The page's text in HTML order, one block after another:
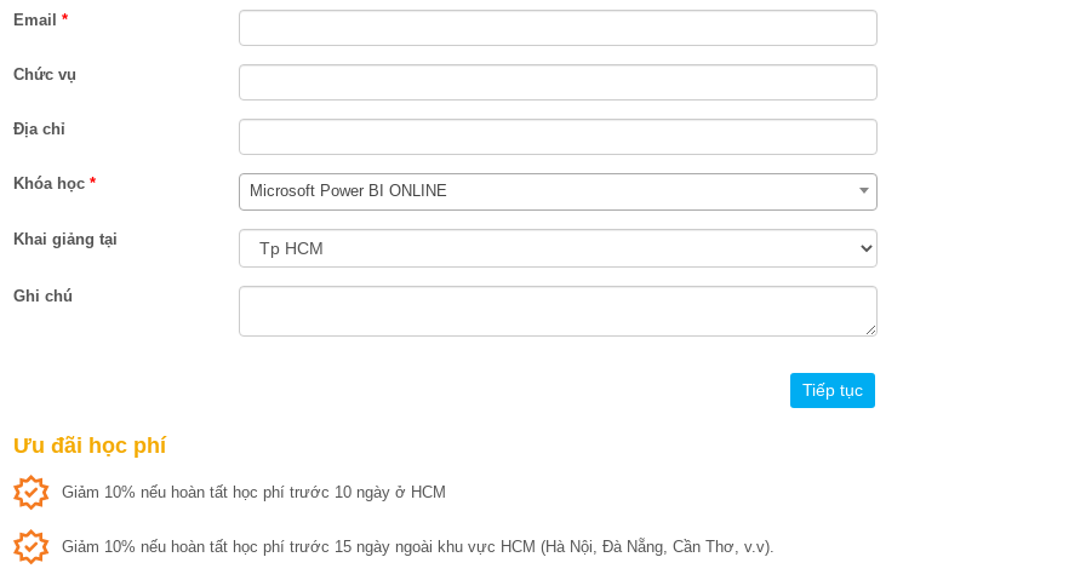
Email *
Chức vụ
Địa chỉ
Khóa học * Microsoft Power BI ONLINE
Khai giảng tại
Ghi chú
Ưu đãi học phí
Giảm 10% nếu hoàn tất học phí trước 10 ngày ở HCM
Giảm 10% nếu hoàn tất học phí trước 15 ngày ngoài khu vực HCM (Hà Nội, Đà Nẵng, Cần Thơ, v.v).